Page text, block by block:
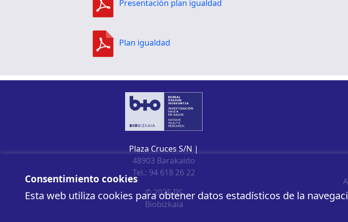
Presentación plan igualdad
Plan igualdad
Plaza Cruces S/N |
48903 Barakaldo
Tel.: 94 618 26 22
© 2025 IIS
Biobizkaia
Consentimiento cookies
Esta web utiliza cookies para obtener datos estadísticos de la